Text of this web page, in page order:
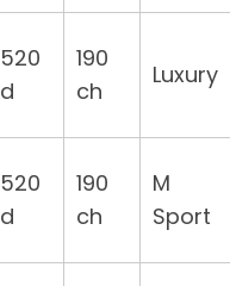
520
d
190
ch
Luxury
520
d
190
ch
M
Sport